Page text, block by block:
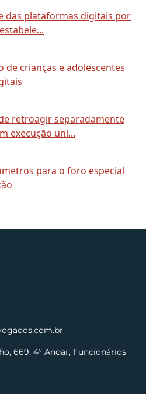
das plataformas digitais por
de crianças e adolescentes
retroagir separadamente
execução uni...
para o foro especial
669, 4° Andar, Funcionários